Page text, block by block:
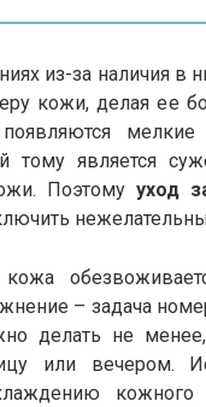
из-за наличия в
кожи, делая ее
мелкие
тому является
Поэтому уход
– задача
делать не
или вечером.
кожного